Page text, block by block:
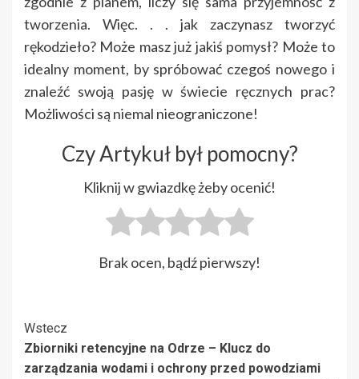
tworzenia. Więc. . . jak zaczynasz tworzyć
rękodzieło? Może masz już jakiś pomysł? Może to
idealny moment, by spróbować czegoś nowego i
znaleźć swoją pasję w świecie ręcznych prac?
Możliwości są niemal nieograniczone!
Czy Artykuł był pomocny?
Kliknij w gwiazdkę żeby ocenić!
Brak ocen, bądź pierwszy!
Post
Navigation
Wstecz
Zbiorniki retencyjne na Odrze – Klucz do
zarządzania wodami i ochrony przed powodziami